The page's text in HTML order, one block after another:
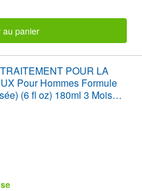
au panier
POUR LA
Pour Hommes Formule
(6 fl oz) 180ml 3 Mois